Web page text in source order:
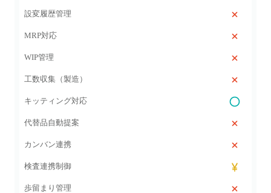
設変履歴管理
MRP対応
WIP管理
工数収集（製造）
キッティング対応
代替品自動提案
カンバン連携
検査連携制御
歩留まり管理